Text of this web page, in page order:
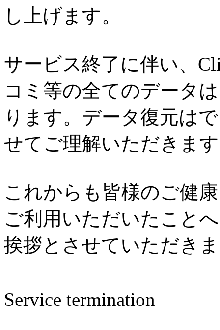
し上げます。
サービス終了に伴い、
コミ等の全てのデータ
ります。データ復元は
せてご理解いただきま
これからも皆様のご健
ご利用いただいたこと
挨拶とさせていただき
Service termination